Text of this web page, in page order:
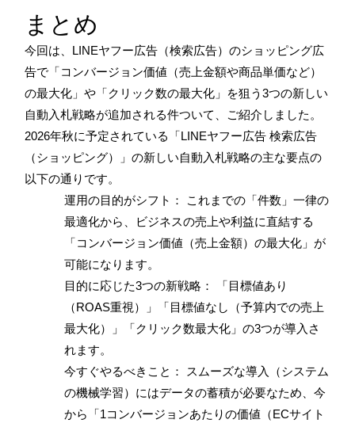
まとめ
今回は、LINEヤフー広告（検索広告）のショッピング広
告で「コンバージョン価値（売上金額や商品単価など）
の最大化」や「クリック数の最大化」を狙う3つの新しい
自動入札戦略が追加される件ついて、ご紹介しました。
2026年秋に予定されている「LINEヤフー広告 検索広告
（ショッピング）」の新しい自動入札戦略の主な要点の
以下の通りです。
運用の目的がシフト： これまでの「件数」一律の
最適化から、ビジネスの売上や利益に直結する
「コンバージョン価値（売上金額）の最大化」が
可能になります。
目的に応じた3つの新戦略： 「目標値あり
（ROAS重視）」「目標値なし（予算内での売上
最大化）」「クリック数最大化」の3つが導入さ
れます。
今すぐやるべきこと： スムーズな導入（システム
の機械学習）にはデータの蓄積が必要なため、今
から「1コンバージョンあたりの価値（ECサイト